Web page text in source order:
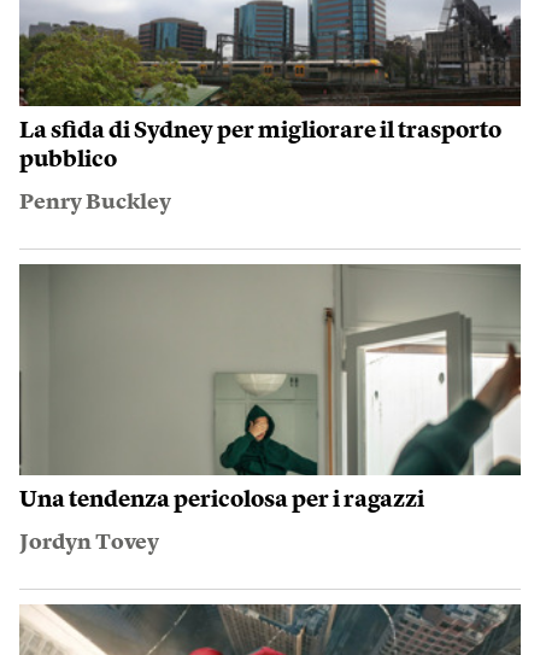
Cosa significa famiglia
Ilaria Rodella
Perché così tante persone sono arrivate
a Ceuta
Annalisa Camilli